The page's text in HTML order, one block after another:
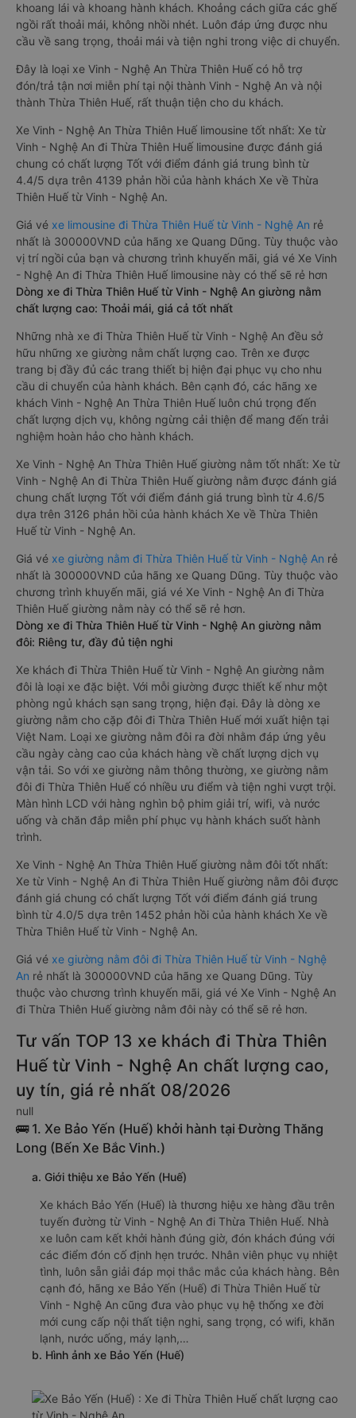
khoang lái và khoang hành khách. Khoảng cách giữa các ghế
ngồi rất thoải mái, không nhồi nhét. Luôn đáp ứng được nhu
cầu về sang trọng, thoải mái và tiện nghi trong việc di chuyển.
Đây là loại xe Vinh - Nghệ An Thừa Thiên Huế có hỗ trợ
đón/trả tận nơi miễn phí tại nội thành Vinh - Nghệ An và nội
thành Thừa Thiên Huế, rất thuận tiện cho du khách.
Xe Vinh - Nghệ An Thừa Thiên Huế limousine tốt nhất: Xe từ
Vinh - Nghệ An đi Thừa Thiên Huế limousine được đánh giá
chung có chất lượng Tốt với điểm đánh giá trung bình từ
4.4/5 dựa trên 4139 phản hồi của hành khách Xe về Thừa
Thiên Huế từ Vinh - Nghệ An.
Giá vé xe limousine đi Thừa Thiên Huế từ Vinh - Nghệ An rẻ
nhất là 300000VND của hãng xe Quang Dũng. Tùy thuộc vào
vị trí ngồi của bạn và chương trình khuyến mãi, giá vé Xe Vinh
- Nghệ An đi Thừa Thiên Huế limousine này có thể sẽ rẻ hơn
Dòng xe đi Thừa Thiên Huế từ Vinh - Nghệ An giường nằm
chất lượng cao: Thoải mái, giá cả tốt nhất
Những nhà xe đi Thừa Thiên Huế từ Vinh - Nghệ An đều sở
hữu những xe giường nằm chất lượng cao. Trên xe được
trang bị đầy đủ các trang thiết bị hiện đại phục vụ cho nhu
cầu di chuyển của hành khách. Bên cạnh đó, các hãng xe
khách Vinh - Nghệ An Thừa Thiên Huế luôn chú trọng đến
chất lượng dịch vụ, không ngừng cải thiện để mang đến trải
nghiệm hoàn hảo cho hành khách.
Xe Vinh - Nghệ An Thừa Thiên Huế giường nằm tốt nhất: Xe từ
Vinh - Nghệ An đi Thừa Thiên Huế giường nằm được đánh giá
chung chất lượng Tốt với điểm đánh giá trung bình từ 4.6/5
dựa trên 3126 phản hồi của hành khách Xe về Thừa Thiên
Huế từ Vinh - Nghệ An.
Giá vé xe giường nằm đi Thừa Thiên Huế từ Vinh - Nghệ An rẻ
nhất là 300000VND của hãng xe Quang Dũng. Tùy thuộc vào
chương trình khuyến mãi, giá vé Xe Vinh - Nghệ An đi Thừa
Thiên Huế giường nằm này có thể sẽ rẻ hơn.
Dòng xe đi Thừa Thiên Huế từ Vinh - Nghệ An giường nằm
đôi: Riêng tư, đầy đủ tiện nghi
Xe khách đi Thừa Thiên Huế từ Vinh - Nghệ An giường nằm
đôi là loại xe đặc biệt. Với mỗi giường được thiết kế như một
phòng ngủ khách sạn sang trọng, hiện đại. Đây là dòng xe
giường nằm cho cặp đôi đi Thừa Thiên Huế mới xuất hiện tại
Việt Nam. Loại xe giường nằm đôi ra đời nhằm đáp ứng yêu
cầu ngày càng cao của khách hàng về chất lượng dịch vụ
vận tải. So với xe giường nằm thông thường, xe giường nằm
đôi đi Thừa Thiên Huế có nhiều ưu điểm và tiện nghi vượt trội.
Màn hình LCD với hàng nghìn bộ phim giải trí, wifi, và nước
uống và chăn đắp miễn phí phục vụ hành khách suốt hành
trình.
Xe Vinh - Nghệ An Thừa Thiên Huế giường nằm đôi tốt nhất:
Xe từ Vinh - Nghệ An đi Thừa Thiên Huế giường nằm đôi được
đánh giá chung có chất lượng Tốt với điểm đánh giá trung
bình từ 4.0/5 dựa trên 1452 phản hồi của hành khách Xe về
Thừa Thiên Huế từ Vinh - Nghệ An.
Giá vé xe giường nằm đôi đi Thừa Thiên Huế từ Vinh - Nghệ
An rẻ nhất là 300000VND của hãng xe Quang Dũng. Tùy
thuộc vào chương trình khuyến mãi, giá vé Xe Vinh - Nghệ An
đi Thừa Thiên Huế giường nằm đôi này có thể sẽ rẻ hơn.
Tư vấn TOP 13 xe khách đi Thừa Thiên
Huế từ Vinh - Nghệ An chất lượng cao,
uy tín, giá rẻ nhất 08/2026
null
🚌 1. Xe Bảo Yến (Huế) khởi hành tại Đường Thăng
Long (Bến Xe Bắc Vinh.)
a. Giới thiệu xe Bảo Yến (Huế)
Xe khách Bảo Yến (Huế) là thương hiệu xe hàng đầu trên
tuyến đường từ Vinh - Nghệ An đi Thừa Thiên Huế. Nhà
xe luôn cam kết khởi hành đúng giờ, đón khách đúng với
các điểm đón cố định hẹn trước. Nhân viên phục vụ nhiệt
tình, luôn sẵn giải đáp mọi thắc mắc của khách hàng. Bên
cạnh đó, hãng xe Bảo Yến (Huế) đi Thừa Thiên Huế từ
Vinh - Nghệ An cũng đưa vào phục vụ hệ thống xe đời
mới cung cấp nội thất tiện nghi, sang trọng, có wifi, khăn
lạnh, nước uống, máy lạnh,…
b. Hình ảnh xe Bảo Yến (Huế)